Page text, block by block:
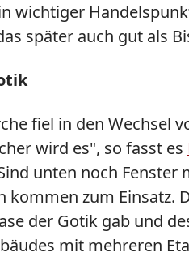
wichtiger
später auch gut als
fiel in den Wechsel
wird es", so fasst es
unten noch
kommen zum
der Gotik gab und
mit mehreren